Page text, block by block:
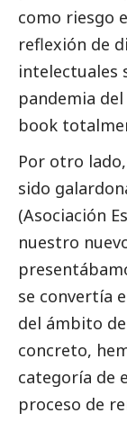
como riesgo
reflexión de
intelectuales
pandemia
book
Por otro
sido
(Asociación
nuestro
se convertía
del ámbito
concreto,
categoría de
proceso de